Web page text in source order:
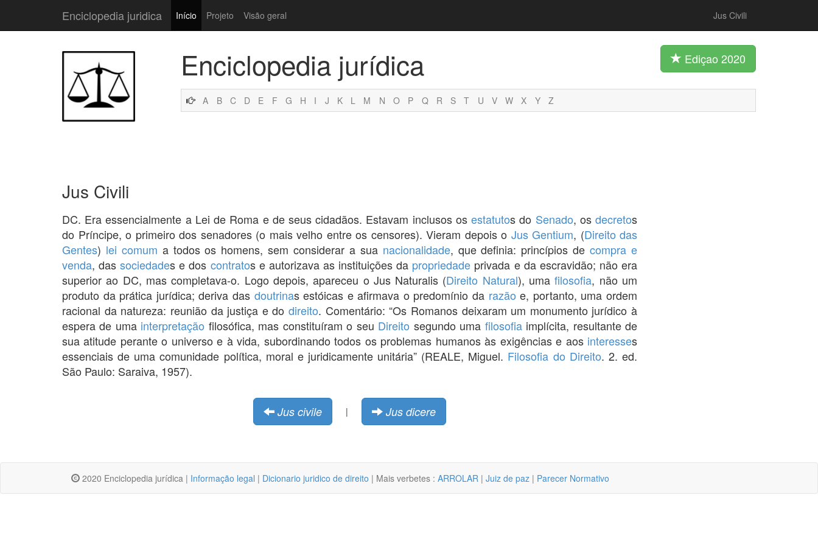
Enciclopedia juridica Início Projeto Visão geral Jus Civili
Enciclopedia jurídica Ediçao 2020
A B C D E F G H I J K L M N O P Q R S T U V W X Y Z
Jus Civili
DC. Era essencialmente a Lei de Roma e de seus cidadãos. Estavam inclusos osestatutos do Senado, osdecretos
do Príncipe, o primeiro dos senadores (o mais velho entre os censores). Vieram depois o Jus Gentium, (Direito das
Gentes) lei comum a todos os homens, sem considerar a sua nacionalidade, que definia: princípios decompra e
venda, dassociedades e dos contratos e autorizava as instituições da propriedade privada e da escravidão; não era
superior ao DC, mas completava-o. Logo depois, apareceu o Jus Naturalis (Direito Natural), umafilosofia, não um
produto da prática jurídica; deriva das doutrinas estóicas e afirmava o predomínio da razão e, portanto, uma ordem
racional da natureza: reunião da justiça e do direito. Comentário: “Os Romanos deixaram um monumento jurídico à
espera de uma interpretação filosófica, mas constituíram o seu Direito segundo uma filosofiaimplícita, resultante de
sua atitude perante o universo e à vida, subordinando todos os problemas humanos às exigências e aos interesses
essenciais de uma comunidade política, moral e juridicamente unitária” (REALE, Miguel. Filosofia do Direito. 2. ed.
São Paulo: Saraiva, 1957).
Jus civile | Jus dicere
2020 Enciclopedia jurídica | Informação legal | Dicionario juridico de direito | Mais verbetes : ARROLAR | Juiz de paz | Parecer Normativo